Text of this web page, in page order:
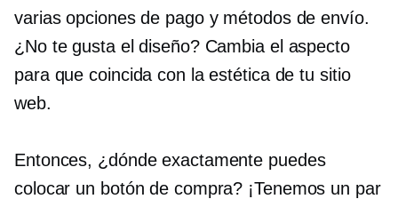
varias opciones de pago y métodos de envío.
¿No te gusta el diseño? Cambia el aspecto
para que coincida con la estética de tu sitio
web.
Entonces, ¿dónde exactamente puedes
colocar un botón de compra? ¡Tenemos un par